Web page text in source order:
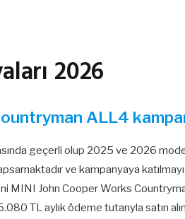
2026
ALL4
geçerli olup 2025 ve 2026 model
ve kampanyaya
MINI John Cooper Works
TL aylık ödeme tutarıyla satın